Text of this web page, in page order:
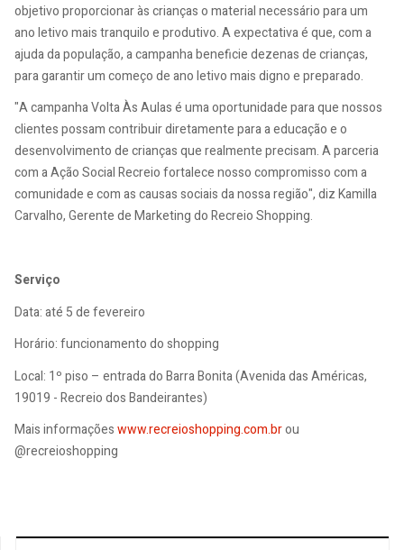
objetivo proporcionar às crianças o material necessário para um
ano letivo mais tranquilo e produtivo. A expectativa é que, com a
ajuda da população, a campanha beneficie dezenas de crianças,
para garantir um começo de ano letivo mais digno e preparado.
"A campanha Volta Às Aulas é uma oportunidade para que nossos
clientes possam contribuir diretamente para a educação e o
desenvolvimento de crianças que realmente precisam. A parceria
com a Ação Social Recreio fortalece nosso compromisso com a
comunidade e com as causas sociais da nossa região", diz Kamilla
Carvalho, Gerente de Marketing do Recreio Shopping.
Serviço
Data: até 5 de fevereiro
Horário: funcionamento do shopping
Local: 1º piso – entrada do Barra Bonita (Avenida das Américas,
19019 - Recreio dos Bandeirantes)
Mais informaçõeswww.recreioshopping.com.brou
@recreioshopping